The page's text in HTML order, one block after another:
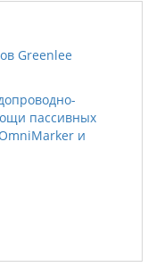
Greenlee
пассивных
и